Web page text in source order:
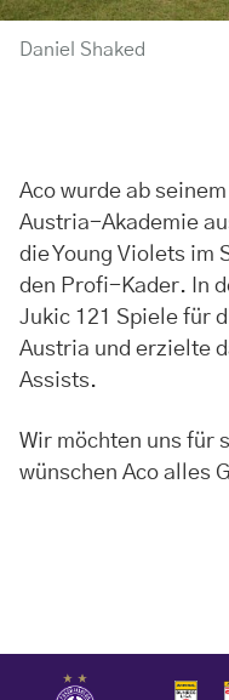
Daniel Shaked
Aco wurde ab
Austria-Akademie
die Young Violets im
den Profi-Kader. In
Jukic 121 Spiele für
Austria und erzielte
Assists.
Wir möchten uns für
wünschen Aco alles